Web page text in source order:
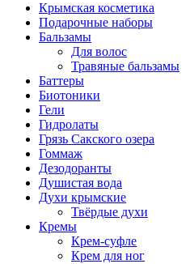
Крымская косметика
Подарочные наборы
Бальзамы
Для волос
Травяные бальзамы
Баттеры
Биотоники
Гели
Гидролаты
Грязь Сакского озера
Гоммаж
Дезодоранты
Душистая вода
Духи крымские
Твёрдые духи
Кремы
Крем-суфле
Крем для ног